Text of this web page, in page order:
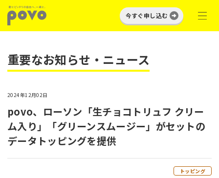
今すぐ申し込む
重要なお知らせ・ニュース
2024年12月02日
povo、ローソン「生チョコトリュフ クリー
ム入り」「グリーンスムージー」がセットの
データトッピングを提供
トッピング